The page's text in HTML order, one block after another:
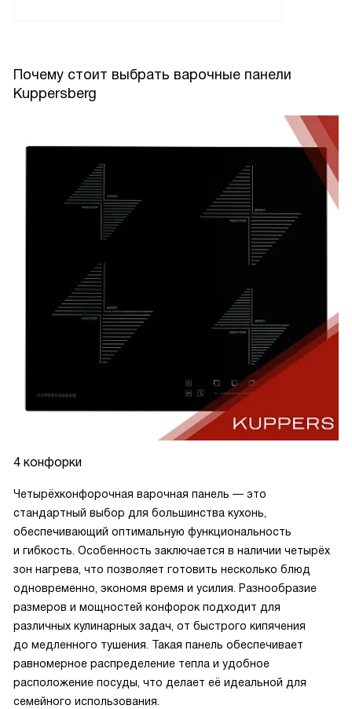
Почему стоит выбрать варочные панели
Kuppersberg
4 конфорки
Четырёхконфорочная варочная панель — это
стандартный выбор для большинства кухонь,
обеспечивающий оптимальную функциональность
и гибкость. Особенность заключается в наличии четырёх
зон нагрева, что позволяет готовить несколько блюд
одновременно, экономя время и усилия. Разнообразие
размеров и мощностей конфорок подходит для
различных кулинарных задач, от быстрого кипячения
до медленного тушения. Такая панель обеспечивает
равномерное распределение тепла и удобное
расположение посуды, что делает её идеальной для
семейного использования.